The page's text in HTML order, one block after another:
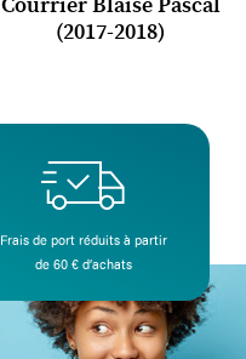
Courrier Blaise Pascal
(2017-2018)
Frais de port réduits à partir
de 60 € d’achats